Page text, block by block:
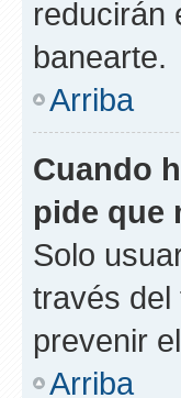
reducirán
banearte.
Arriba
Cuando
pide que
Solo
través del
prevenir
Arriba